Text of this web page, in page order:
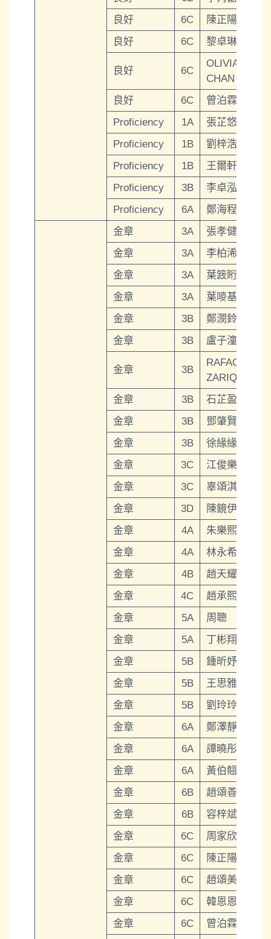
良好
6C
陳正陽
良好
6C 黎卓琳
良好 6C
OLIVIA
CHAN
良好
6C
曾泊霖
Proficiency
1A
張芷悠
Proficiency
1B
劉梓浩
Proficiency
1B
王爾軒
Proficiency
3B
李卓泓
Proficiency
6A
鄭海程
金章
3A
張孝健
金章
3A
李柏浠
金章
3A
葉䈣䀪
金章
3A
葉嘜基
金章
3B
鄭潣鈴
金章
3B 盧子潼
金章 3B
RAFAQAT
ZARIQ
金章
3B
石芷盈
金章
3B
鄧肇賢
金章
3B
徐緣緣
金章
3C
江俊樂
金章
3C
辜頌淇
金章
3D
陳鏡伊
金章
4A
朱樂熙
金章
4A
林永希
金章
4B
趙天耀
金章
4C
趙承熙
金章
5A
周聰
金章
5A
丁彬翔
金章
5B
鍾昕妤
金章
5B
王思雅
金章
5B
劉玲玲
金章
6A
鄭澤靜
金章
6A
譚曉彤
金章
6A
黃伯翹
金章
6B
趙頌善
金章
6B
容梓斌
金章
6C
周家欣
金章
6C
陳正陽
金章
6C
趙頌美
金章
6C
韓恩恩
金章
6C
曾泊霖